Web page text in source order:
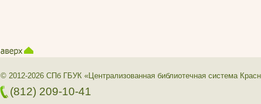
© 2012-2026 СПб ГБУК «Централизованная библиотечная система
(812) 209-10-41